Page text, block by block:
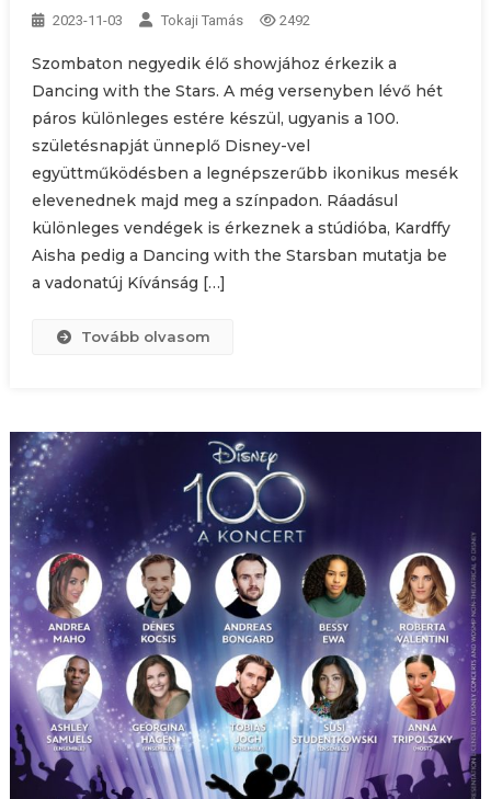
2023-11-03 Tokaji Tamás 2492
Szombaton negyedik élő showjához érkezik a
Dancing with the Stars. A még versenyben lévő hét
páros különleges estére készül, ugyanis a 100.
születésnapját ünneplő Disney-vel
együttműködésben a legnépszerűbb ikonikus mesék
elevenednek majd meg a színpadon. Ráadásul
különleges vendégek is érkeznek a stúdióba, Kardffy
Aisha pedig a Dancing with the Starsban mutatja be
a vadonatúj Kívánság […]
Tovább olvasom